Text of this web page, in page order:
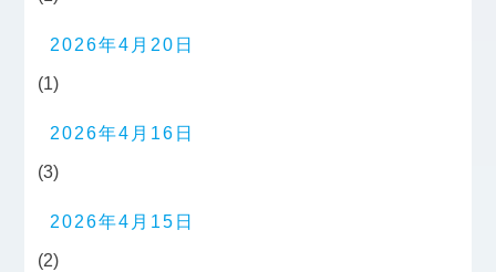
2026年4月20日
(1)
2026年4月16日
(3)
2026年4月15日
(2)